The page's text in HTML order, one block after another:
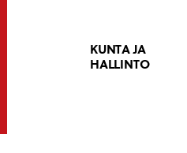
KUNTA JA
HALLINTO